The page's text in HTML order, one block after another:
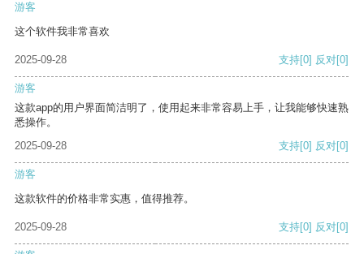
游客
这个软件我非常喜欢
2025-09-28 支持[0] 反对[0]
游客
这款app的用户界面简洁明了，使用起来非常容易上手，让我能够快速熟
悉操作。
2025-09-28
支持[0] 反对[0]
游客
这款软件的价格非常实惠，值得推荐。
2025-09-28 支持[0] 反对[0]